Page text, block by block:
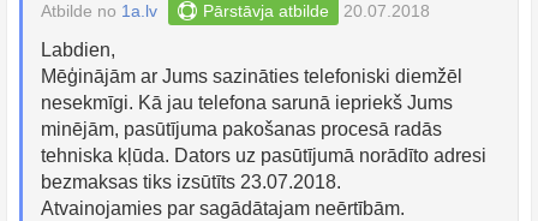
Atbilde no 1a.lv Pārstāvja atbilde 20.07.2018
Labdien,
Mēģinājām ar Jums sazināties telefoniski diemžēl
nesekmīgi. Kā jau telefona sarunā iepriekš Jums
minējām, pasūtījuma pakošanas procesā radās
tehniska kļūda. Dators uz pasūtījumā norādīto adresi
bezmaksas tiks izsūtīts 23.07.2018.
Atvainojamies par sagādātajam neērtībām.